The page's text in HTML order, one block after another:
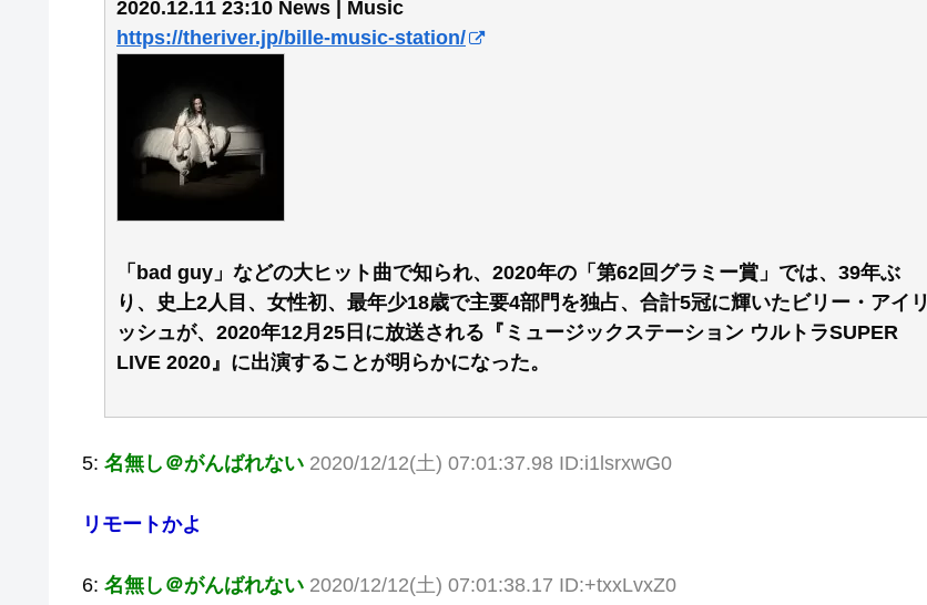
2020.12.11 23:10 News | Music
https://theriver.jp/bille-music-station/
「bad guy」などの大ヒット曲で知られ、2020年の「第62回グラミー賞」では、39年ぶ
り、史上2人目、女性初、最年少18歳で主要4部門を独占、合計5冠に輝いたビリー・アイリ
ッシュが、2020年12月25日に放送される『ミュージックステーション ウルトラSUPER
LIVE 2020』に出演することが明らかになった。
5: 名無し＠がんばれない 2020/12/12(土) 07:01:37.98 ID:i1lsrxwG0
リモートかよ
6: 名無し＠がんばれない 2020/12/12(土) 07:01:38.17 ID:+txxLvxZ0